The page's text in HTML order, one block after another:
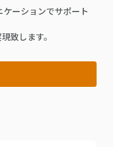
ーションでサポート
致します。